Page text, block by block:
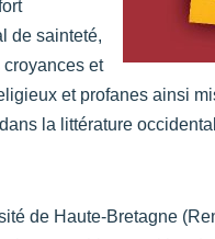
de sainteté,
et
et profanes ainsi
la littérature
de Haute-Bretagne